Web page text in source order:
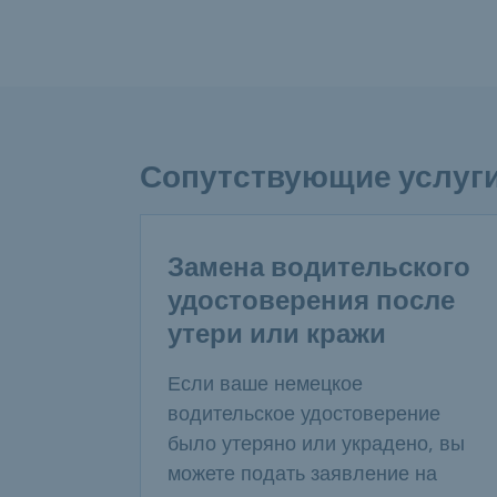
Сопутствующие
Замена водительского
удостоверения после
утери или кражи
Если ваше немецкое
водительское удостоверение
было утеряно или украдено, вы
можете подать заявление на